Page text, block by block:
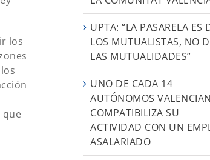
los
que
UPTA: “LA PASARELA ES
LOS MUTUALISTAS, NO
LAS MUTUALIDADES”
UNO DE CADA 14
AUTÓNOMOS
COMPATIBILIZA SU
ACTIVIDAD CON UN
ASALARIADO